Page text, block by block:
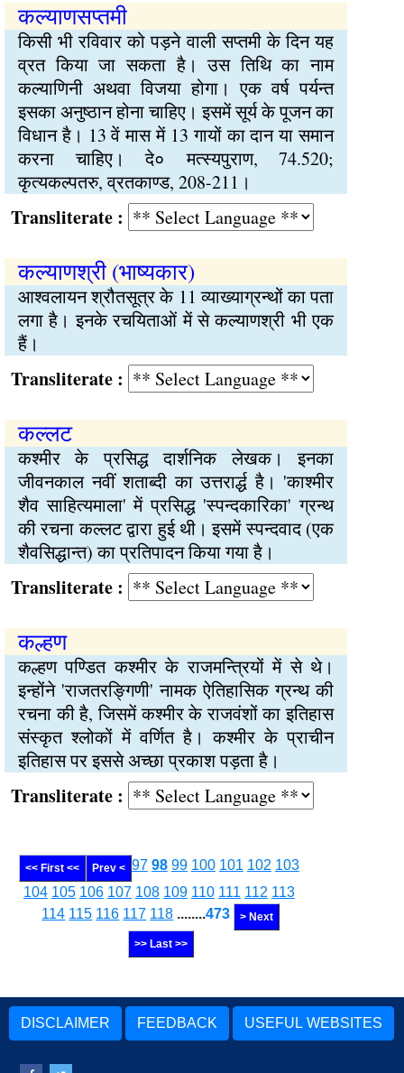
कल्याणसप्तमी
किसी भी रविवार को पड़ने वाली सप्तमी के दिन यह
व्रत किया जा सकता है। उस तिथि का नाम
कल्याणिनी अथवा विजया होगा। एक वर्ष पर्यन्त
इसका अनुष्ठान होना चाहिए। इसमें सूर्य के पूजन का
विधान है। 13 वें मास में 13 गायों का दान या समान
करना चाहिए। दे० मत्स्यपुराण, 74.520;
कृत्यकल्पतरु, व्रतकाण्ड, 208-211।
:
कल्याणश्री (भाष्यकार)
आश्वलायन श्रौतसूत्र के 11 व्याख्याग्रन्थों का पता
लगा है। इनके रचयिताओं में से कल्याणश्री भी एक
हैं।
:
कल्लट
कश्मीर के प्रसिद्ध दार्शनिक लेखक। इनका
जीवनकाल नवीं शताब्दी का उत्तरार्द्ध है। 'काश्मीर
शैव साहित्यमाला' में प्रसिद्ध 'स्पन्दकारिका' ग्रन्थ
की रचना कल्लट द्वारा हुई थी। इसमें स्पन्दवाद (एक
शैवसिद्धान्त) का प्रतिपादन किया गया है।
:
कल्हण
कल्हण पण्डित कश्मीर के राजमन्त्रियों में से थे।
इन्होंने 'राजतरङ्गिणी' नामक ऐतिहासिक ग्रन्थ की
रचना की है, जिसमें कश्मीर के राजवंशों का इतिहास
संस्कृत श्लोकों में वर्णित है। कश्मीर के प्राचीन
इतिहास पर इससे अच्छा प्रकाश पड़ता है।
:
<< First << Prev < 97 98 99 100 101 102 103
104 105 106 107 108 109 110 111 112 113
114 115 116 117 118 ........473 > Next
>> Last >>
DISCLAIMER FEEDBACK USEFUL WEBSITES